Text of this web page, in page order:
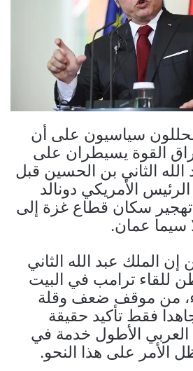
سياسيون على أن
القوة يسيطران على
الله الثاني بن الحسين قبل
الأمريكي دونالد
تهجير سكان قطاع غزة إلى
سيما عمان.
الملك عبد الله الثاني
للقاء ترامب في البيت
من موقف ضعف وقلة
فقط تأكيد حقيقة
العربي الأطول خدمة في
الأمر على هذا النحو.